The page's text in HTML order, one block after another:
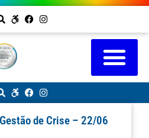
de Crise – 22/06